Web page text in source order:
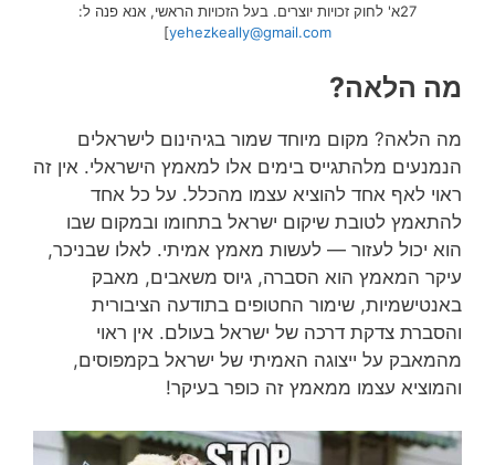
27א' לחוק זכויות יוצרים. בעל הזכויות הראשי, אנא פנה ל:
yehezkeally@gmail.com
]
מה הלאה?
מה הלאה? מקום מיוחד שמור בגיהינום לישראלים
הנמנעים מלהתגייס בימים אלו למאמץ הישראלי. אין זה
ראוי לאף אחד להוציא עצמו מהכלל. על כל אחד
להתאמץ לטובת שיקום ישראל בתחומו ובמקום שבו
הוא יכול לעזור — לעשות מאמץ אמיתי. לאלו שבניכר,
עיקר המאמץ הוא הסברה, גיוס משאבים, מאבק
באנטישמיות, שימור החטופים בתודעה הציבורית
והסברת צדקת דרכה של ישראל בעולם. אין ראוי
מהמאבק על ייצוגה האמיתי של ישראל בקמפוסים,
והמוציא עצמו ממאמץ זה כופר בעיקר!